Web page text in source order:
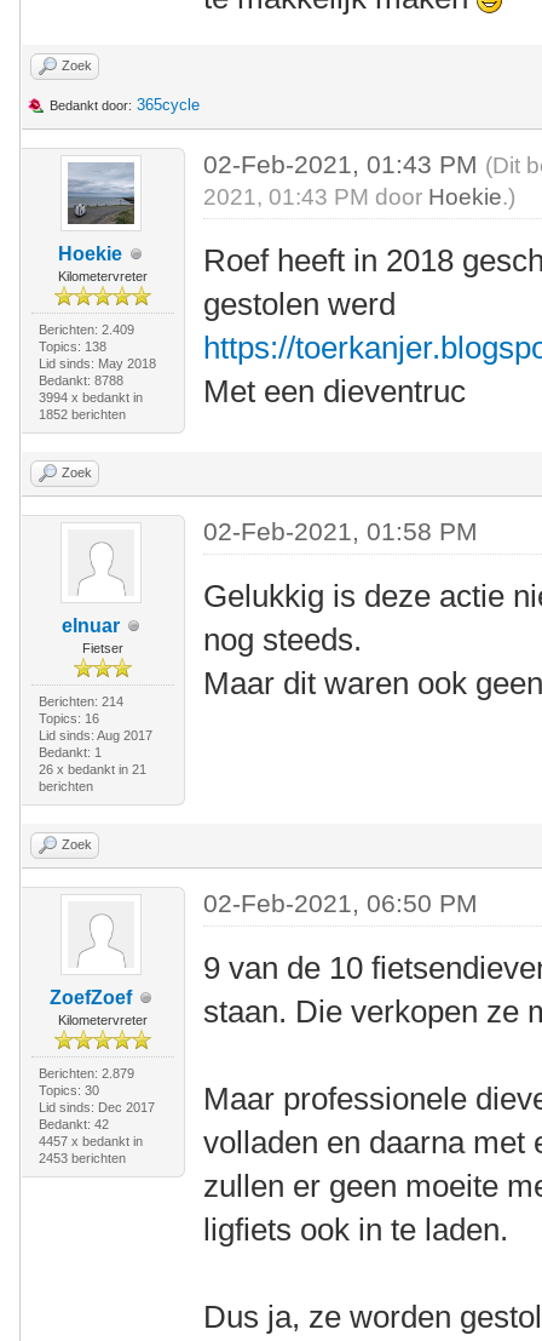
Zoek
Bedankt door: 365cycle
Hoekie
Kilometervreter
Berichten: 2.409
Topics: 138
Lid sinds: May 2018
Bedankt: 8788
3994 x bedankt in
1852 berichten
02-Feb-2021, 01:43 PM (Dit
2021, 01:43 PM door Hoekie.)
Roef heeft in 2018
gestolen werd
https://
Met een dieventruc
Zoek
elnuar
Fietser
Berichten: 214
Topics: 16
Lid sinds: Aug 2017
Bedankt: 1
26 x bedankt in 21
berichten
02-Feb-2021, 01:58 PM
Gelukkig is deze actie
nog steeds.
Maar dit waren ook
Zoek
ZoefZoef
Kilometervreter
Berichten: 2.879
Topics: 30
Lid sinds: Dec 2017
Bedankt: 42
4457 x bedankt in
2453 berichten
02-Feb-2021, 06:50 PM
9 van de 10
staan. Die verkopen ze
Maar professionele
volladen en daarna met
zullen er geen moeite
ligfiets ook in te laden.
Dus ja, ze worden